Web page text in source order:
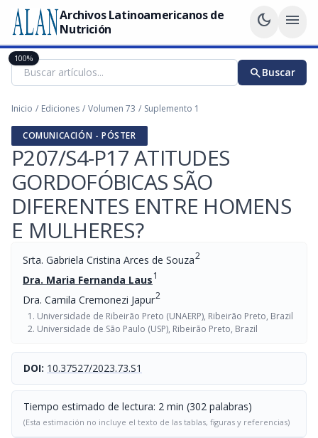
Archivos Latinoamericanos de
Nutrición
dark_mode menu
searchBuscar
Inicio / Ediciones / Volumen 73 / Suplemento 1
COMUNICACIÓN - PÓSTER
P207/S4-P17 ATITUDES
GORDOFÓBICAS SÃO
DIFERENTES ENTRE HOMENS
E MULHERES?
Srta. Gabriela Cristina Arces de Souza2
Dra. Maria Fernanda Laus1
Dra. Camila Cremonezi Japur2
Universidade de Ribeirão Preto (UNAERP), Ribeirão Preto, Brazil
Universidade de São Paulo (USP), Ribeirão Preto, Brazil
DOI: 10.37527/2023.73.S1
Tiempo estimado de lectura: 2 min (302 palabras)
(Esta estimación no incluye el texto de las tablas, figuras y referencias)
100%